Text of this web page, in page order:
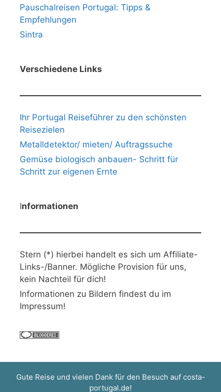
Pauschalreisen Portugal: Tipps &
Empfehlungen
Sintra
Verschiedene Links
Ihr Portugal Reiseführer zu den schönsten
Reisezielen
Metalldetektor/ mieten/ Auftragssuche
Gemüse biologisch anbauen- Schritt für
Schritt zur eigenen Ernte
Informationen
Stern (*) hierbei handelt es sich um Affiliate-
Links-/Banner. Mögliche Provision für uns,
kein Nachteil für dich!
Informationen zu Bildern findest du im
Impressum!
Gute Reise und vielen Dank für den Besuch auf costa-
portugal.de!